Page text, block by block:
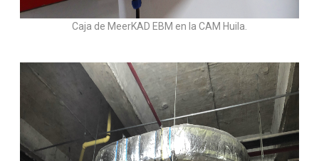
Caja de MeerKAD EBM en la CAM Huila.